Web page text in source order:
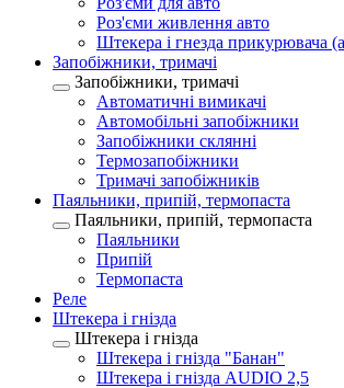
Роз'єми живлення авто
Штекера і гнезда прикурювача
Запобіжники, тримачі
Запобіжники, тримачі
Автоматичні вимикачі
Автомобільні запобіжники
Запобіжники склянні
Термозапобіжники
Тримачі запобіжників
Паяльники, припій, термопаста
Паяльники, припій, термопаста
Паяльники
Припій
Термопаста
Реле
Штекера і гнізда
Штекера і гнізда
Штекера і гнізда "Банан"
Штекера і гнізда AUDIO 2,5